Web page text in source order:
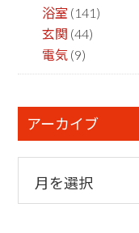
浴室 (141)
玄関 (44)
電気 (9)
アーカイブ
カ